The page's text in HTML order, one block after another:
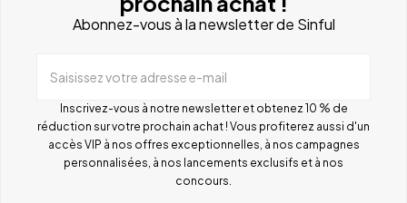
Abonnez-vous à la newsletter de Sinful
Saisissez votre adresse e-mail
Inscrivez-vous à notre newsletter et obtenez 10 % de
réduction sur votre prochain achat ! Vous profiterez aussi d'un
accès VIP à nos offres exceptionnelles, à nos campagnes
personnalisées, à nos lancements exclusifs et à nos
concours.